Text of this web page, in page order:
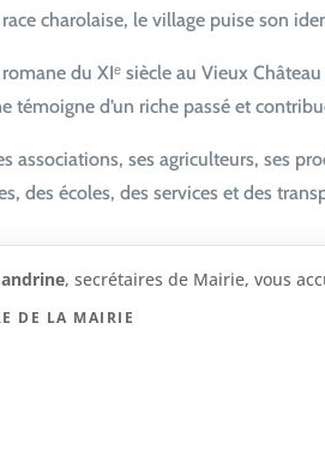
race charolaise, le village puise son
du XIᵉ siècle au Vieux
témoigne d’un riche passé et
associations, ses agriculteurs, ses
des écoles, des services et des
, secrétaires de Mairie, vous
DE LA MAIRIE